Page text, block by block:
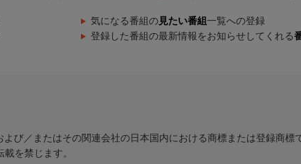
気になる番組の 見たい番組 一覧への登録
登録した番組の最新情報をお知らせしてくれる
び／またはその関連会社の日本国内における商標または登録商標
を禁じます。